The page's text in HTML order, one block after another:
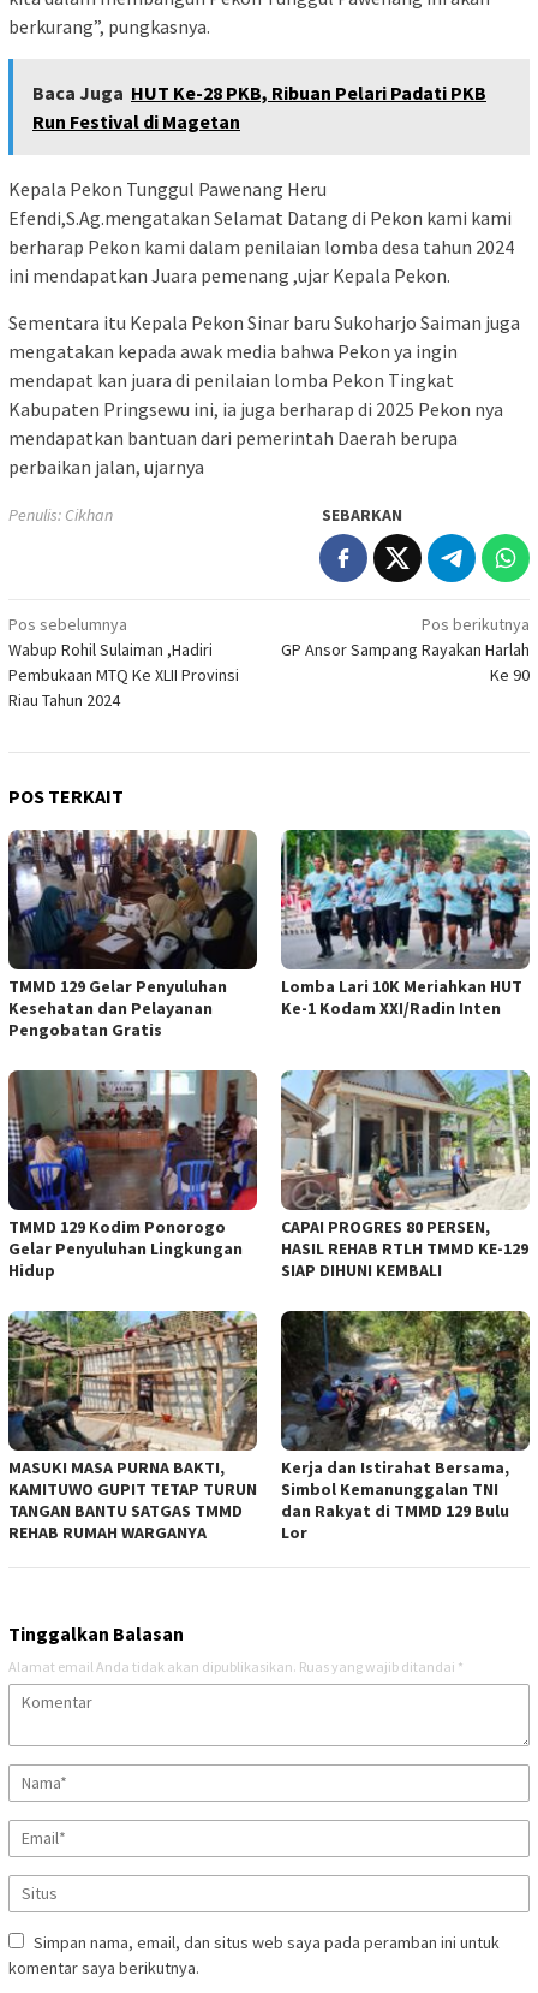
berkurang”, pungkasnya.
Baca Juga HUT Ke-28 PKB, Ribuan Pelari Padati PKB
Run Festival di Magetan
Kepala Pekon Tunggul Pawenang Heru
Efendi,S.Ag.mengatakan Selamat Datang di Pekon kami kami
berharap Pekon kami dalam penilaian lomba desa tahun 2024
ini mendapatkan Juara pemenang ,ujar Kepala Pekon.
Sementara itu Kepala Pekon Sinar baru Sukoharjo Saiman juga
mengatakan kepada awak media bahwa Pekon ya ingin
mendapat kan juara di penilaian lomba Pekon Tingkat
Kabupaten Pringsewu ini, ia juga berharap di 2025 Pekon nya
mendapatkan bantuan dari pemerintah Daerah berupa
perbaikan jalan, ujarnya
Penulis: Cikhan SEBARKAN
Navigasi
pos
Pos sebelumnya
Wabup Rohil Sulaiman ,Hadiri
Pembukaan MTQ Ke XLII Provinsi
Riau Tahun 2024
Pos berikutnya
GP Ansor Sampang Rayakan Harlah
Ke 90
POS TERKAIT
TMMD 129 Gelar Penyuluhan
Kesehatan dan Pelayanan
Pengobatan Gratis
Lomba Lari 10K Meriahkan HUT
Ke-1 Kodam XXI/Radin Inten
TMMD 129 Kodim Ponorogo
Gelar Penyuluhan Lingkungan
Hidup
CAPAI PROGRES 80 PERSEN,
HASIL REHAB RTLH TMMD KE-129
SIAP DIHUNI KEMBALI
MASUKI MASA PURNA BAKTI,
KAMITUWO GUPIT TETAP TURUN
TANGAN BANTU SATGAS TMMD
REHAB RUMAH WARGANYA
Kerja dan Istirahat Bersama,
Simbol Kemanunggalan TNI
dan Rakyat di TMMD 129 Bulu
Lor
Tinggalkan Balasan
Alamat email Anda tidak akan dipublikasikan. Ruas yang wajib ditandai *
Simpan nama, email, dan situs web saya pada peramban ini untuk
komentar saya berikutnya.